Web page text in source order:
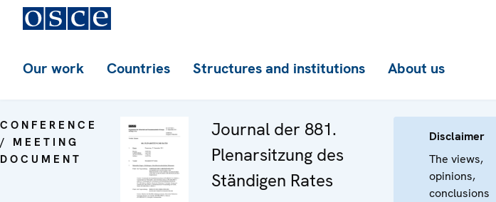
Our work Countries Structures and institutions About us
CONFERENCE
/ MEETING
DOCUMENT
Journal der 881.
Plenarsitzung des
Ständigen Rates
Disclaimer
The views,
opinions,
conclusions